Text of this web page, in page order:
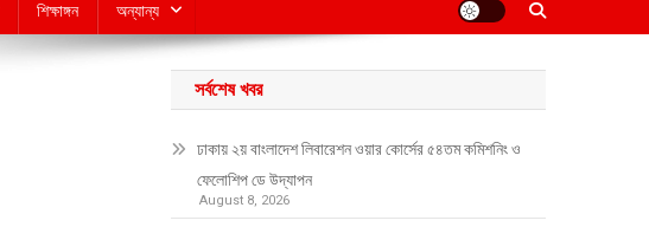
শিক্ষাঙ্গন অন্যান্য
সর্বশেষ খবর
ঢাকায় ২য় বাংলাদেশ লিবারেশন ওয়ার কোর্সের ৫৪তম কমিশনিং ও
ফেলোশিপ ডে উদ্‌যাপন
August 8, 2026